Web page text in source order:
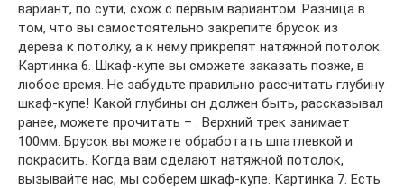
вариант, по сути, схож с первым вариантом. Разница в
том, что вы самостоятельно закрепите брусок из
дерева к потолку, а к нему прикрепят натяжной потолок.
Картинка 6. Шкаф-купе вы сможете заказать позже, в
любое время. Не забудьте правильно рассчитать глубину
шкаф-купе! Какой глубины он должен быть, рассказывал
ранее, можете прочитать – . Верхний трек занимает
100мм. Брусок вы можете обработать шпатлевкой и
покрасить. Когда вам сделают натяжной потолок,
вызывайте нас, мы соберем шкаф-купе. Картинка 7. Есть